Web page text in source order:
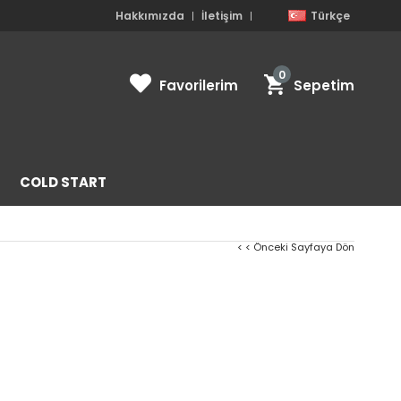
Hakkımızda İletişim Türkçe
Sepetim
0
COLD START
Favorilerim
< < Önceki Sayfaya Dön